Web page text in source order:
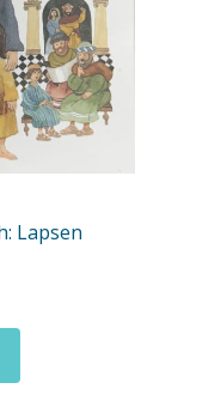
Lapsen